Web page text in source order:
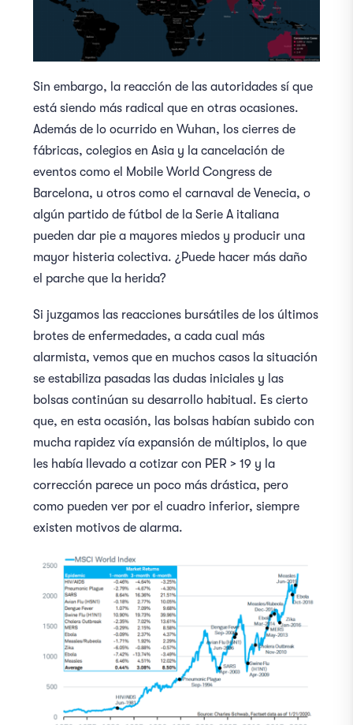
Sin embargo, la reacción de las autoridades sí que
está siendo más radical que en otras ocasiones.
Además de lo ocurrido en Wuhan, los cierres de
fábricas, colegios en Asia y la cancelación de
eventos como el Mobile World Congress de
Barcelona, u otros como el carnaval de Venecia, o
algún partido de fútbol de la Serie A italiana
pueden dar pie a mayores miedos y producir una
mayor histeria colectiva. ¿Puede hacer más daño
el parche que la herida?
Si juzgamos las reacciones bursátiles de los últimos
brotes de enfermedades, a cada cual más
alarmista, vemos que en muchos casos la situación
se estabiliza pasadas las dudas iniciales y las
bolsas continúan su desarrollo habitual. Es cierto
que, en esta ocasión, las bolsas habían subido con
mucha rapidez vía expansión de múltiplos, lo que
les había llevado a cotizar con PER > 19 y la
corrección parece un poco más drástica, pero
como pueden ver por el cuadro inferior, siempre
existen motivos de alarma.